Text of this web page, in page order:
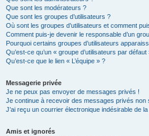
Que sont les modérateurs ?
Que sont les groupes d’utilisateurs ?
Où sont les groupes d’utilisateurs et comment
Comment puis-je devenir le responsable d’un
Pourquoi certains groupes d’utilisateurs
Qu’est-ce qu’un « groupe d’utilisateurs par défaut
Qu’est-ce que le lien « L’équipe » ?
Messagerie privée
Je ne peux pas envoyer de messages privés !
Je continue à recevoir des messages privés non
J’ai reçu un courrier électronique indésirable de
Amis et ignorés